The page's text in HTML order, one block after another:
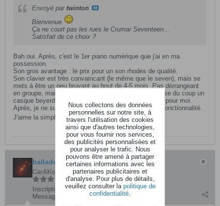
Envoyé par twinton
Bienvenue
Ça ne court pas les rues le Crumar Seventeen...
Satisfait de ce choix ?
Bah oui. Après, c'est le 1er piano numérique que j'ai en ma
possession.
Son gros avantage : le prix pour un son rhodes de qualité.
Son clavier est très convaincant (le même que le seven), mais se
mets à être un peu bruyant au bout de 4-5 mois. Pas dérrangeant
en groupe, mais peu l'être chez sois, au calme. J'utilise du coup un
casque beyerdynamic DT 990 Pro. C'est juste parfait pour moi.
Après, je ne suis pas un adepte d'appareil bourré de fonctionnalité.
J'aime la simplicité
ballade
CarAKoleur
Inscription:
mai 2010
Messages:
Nous collectons des données
personnelles sur notre site, à
travers l'utilisation des cookies
ainsi que d'autres technologies,
pour vous fournir nos services,
des publicités personnalisées et
pour analyser le trafic. Nous
pouvons être amené à partager
certaines informations avec les
partenaires publicitaires et
d'analyse. Pour plus de détails,
veuillez consulter la politique de
confidentialité